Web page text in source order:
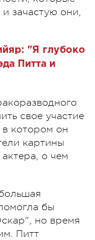
зачастую они,
"Я глубоко
Питта и
свое участие
котором он
картины
о чем
бы
но время
Питт